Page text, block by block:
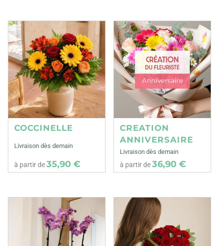
COCCINELLE
Livraison dès demain
à partir de35,90 €
CREATION
ANNIVERSAIRE
Livraison dès demain
à partir de36,90 €